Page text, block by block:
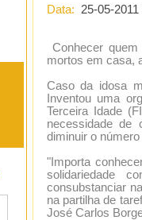
Data: 25-05-2011
Conhecer
mortos em casa,
Caso da idosa
Inventou uma
Terceira Idade
necessidade de
diminuir o
"Importa
solidariedade
consubstanciar
na partilha de
José Carlos